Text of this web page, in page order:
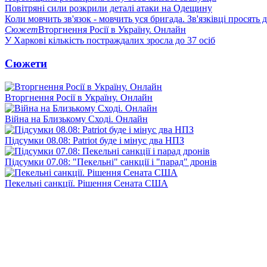
Повітряні сили розкрили деталі атаки на Одещину
Коли мовчить зв'язок - мовчить уся бригада. Зв'язківці просять
СюжетВторгнення Росії в Україну. Онлайн
У Харкові кількість постраждалих зросла до 37 осіб
Сюжети
Вторгнення Росії в Україну. Онлайн
Війна на Близькому Сході. Онлайн
Підсумки 08.08: Patriot буде і мінус два НПЗ
Підсумки 07.08: "Пекельні" санкції і "парад" дронів
Пекельні санкції. Рішення Сената США